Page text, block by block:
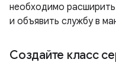
необходимо расширить
и объявить службу в
Создайте класс